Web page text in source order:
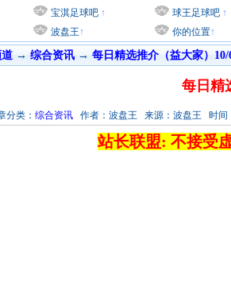
宝淇足球吧 ↑
波盘王↑
球王足球吧 ↑
你的位置↑
→ 综合资讯 → 每日精选推介（益大家）10/
每日精
分类： 综合资讯 作者：波盘王 来源：波盘王 时间
站长联盟: 不接受